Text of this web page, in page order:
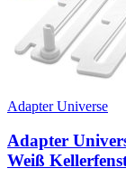
Adapter Universe
Adapter
Weiß